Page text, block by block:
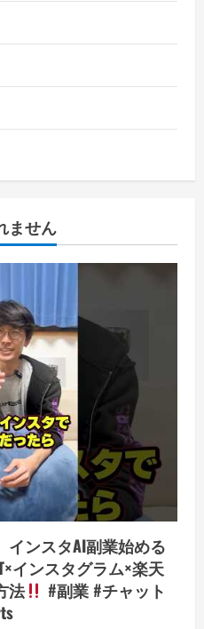
ません
インスタAI副業始める
インスタグラム×楽天
法
#副業 #チャット